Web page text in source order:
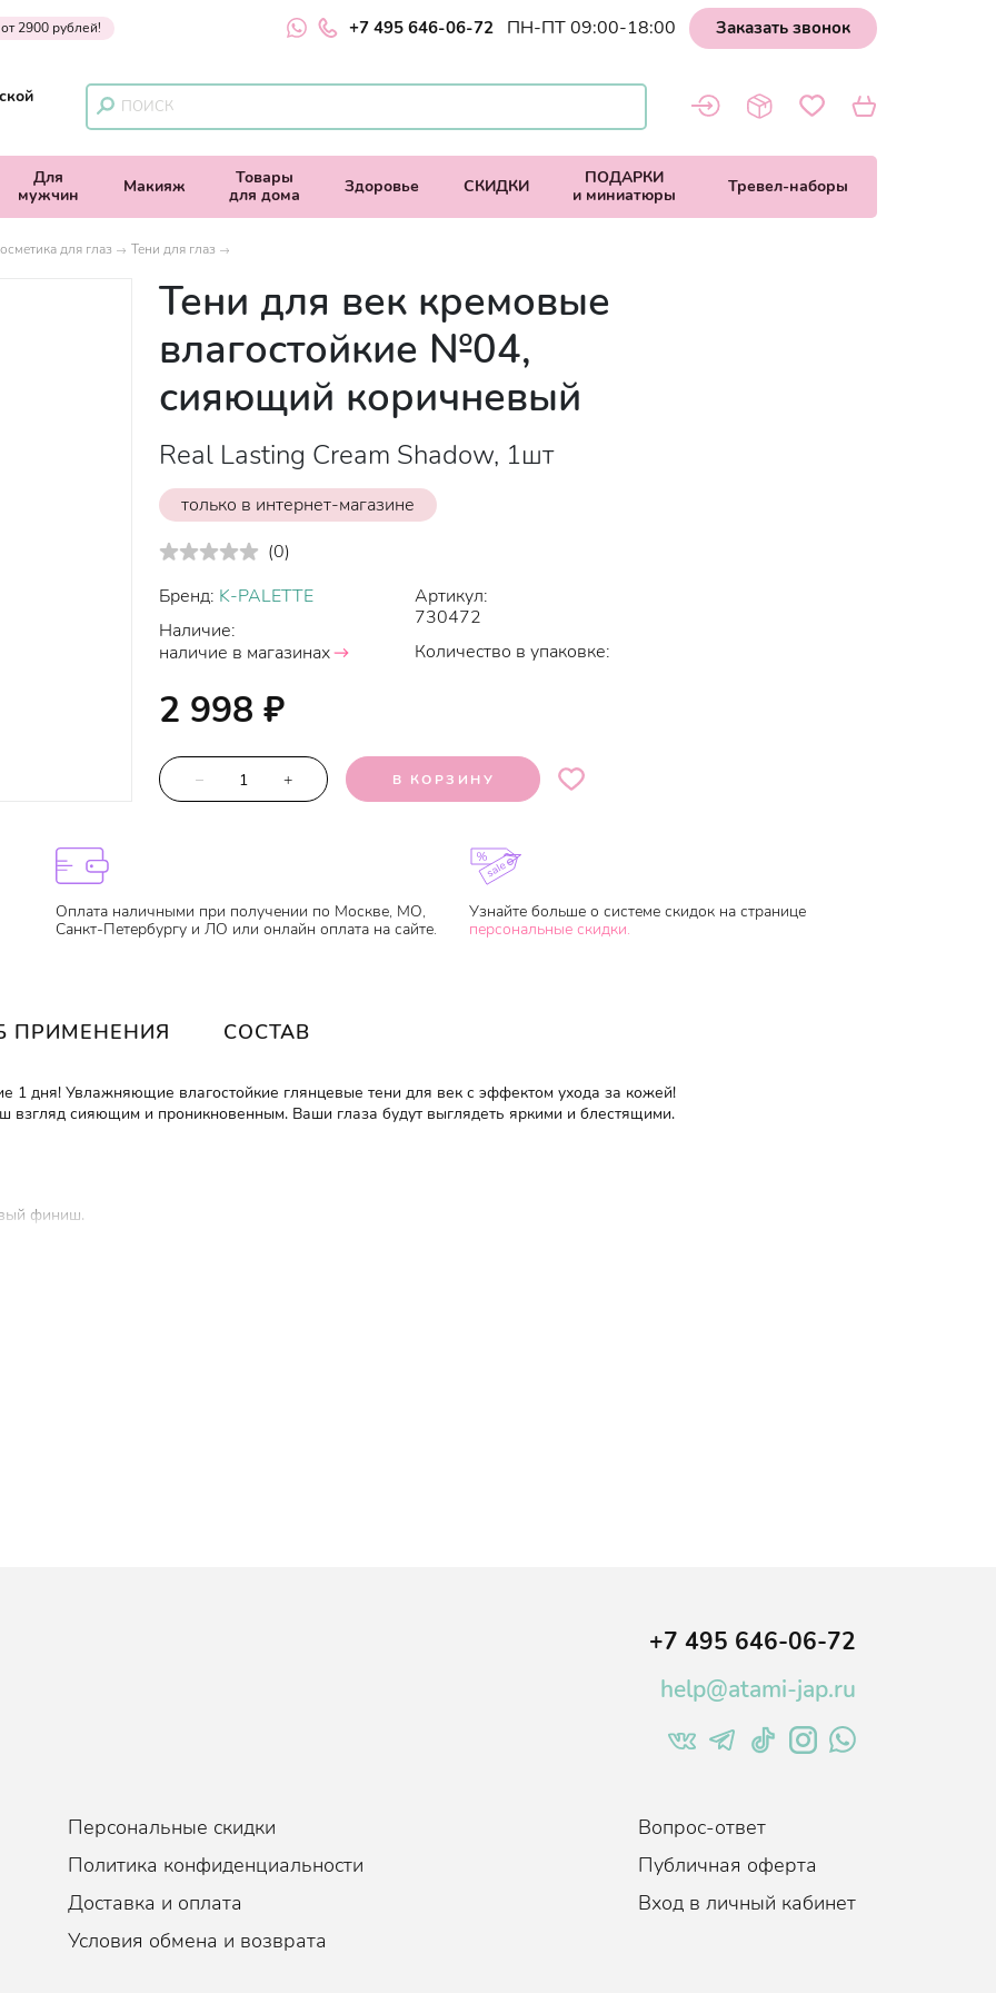
2900 рублей! +7 495 646-06-72 ПН-ПТ 09:00-18:00 Заказать звонок
Для
мужчин
Макияж
Товары
для дома
Здоровье СКИДКИ
ПОДАРКИ
и миниатюры
Тревел-наборы
для глаз Тени для глаз
Тени для век кремовые
влагостойкие №04,
сияющий коричневый
Real Lasting Cream Shadow, 1шт
только в интернет-магазине
(0)
Бренд: K-PALETTE
Наличие:
наличие в магазинах
Артикул:
730472
Количество в упаковке:
2 998 ₽
– + В КОРЗИНУ
Оплата наличными при получении по Москве, МО,
Санкт-Петербургу и ЛО или онлайн оплата на сайте.
Узнайте больше о системе скидок на странице
персональные скидки.
ПРИМЕНЕНИЯ СОСТАВ
1 дня! Увлажняющие влагостойкие глянцевые тени для век с эффектом ухода за кожей!
взгляд сияющим и проникновенным. Ваши глаза будут выглядеть яркими и блестящими.
финиш.
компоненты для ухода за кожей:
+7 495 646-06-72
help@atami-jap.ru
Персональные скидки
Политика конфиденциальности
Доставка и оплата
Условия обмена и возврата
Вопрос-ответ
Публичная оферта
Вход в личный кабинет